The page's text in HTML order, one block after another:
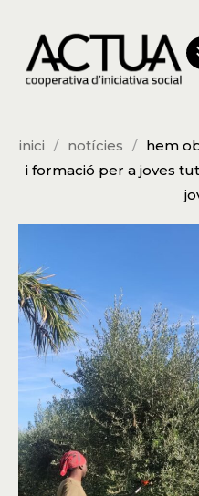
inici notícies
hem
i formació per a joves